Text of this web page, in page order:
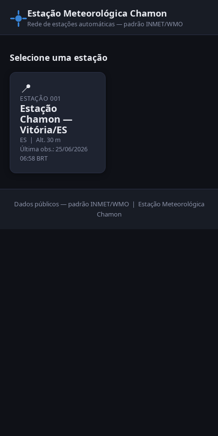
Estação Meteorológica Chamon
Rede de estações automáticas — padrão INMET/WMO
Selecione uma estação
📍
ESTAÇÃO 001
Estação
Chamon —
Vitória/ES
ES | Alt. 30 m
Última obs.: 25/06/2026
06:58 BRT
Dados públicos — padrão INMET/WMO | Estação Meteorológica
Chamon